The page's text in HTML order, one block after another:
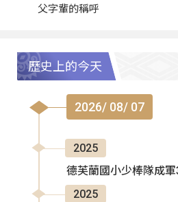
父字輩的稱呼
歷史上的今天
2026/ 08/ 07
2025
德芙蘭國小少棒隊成
2025